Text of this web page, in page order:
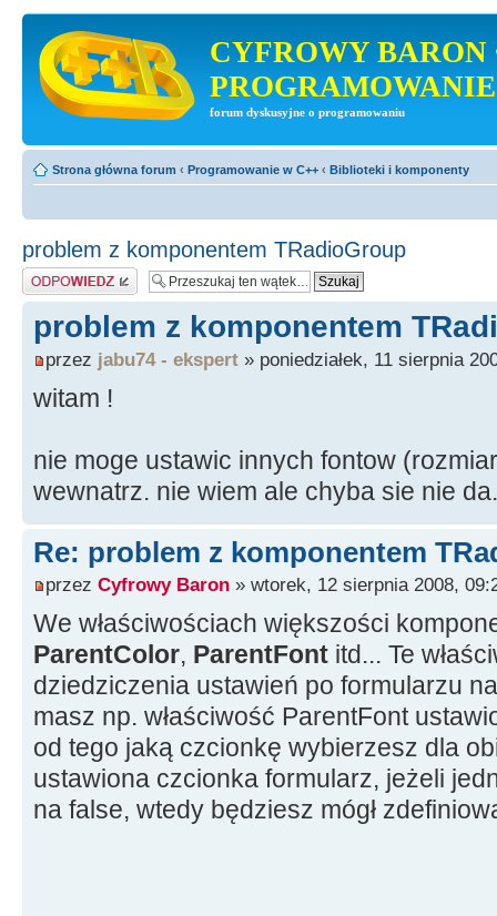
CYFROWY BARON
PROGRAMOWANIE
forum dyskusyjne o programowaniu
Strona główna forum ‹ Programowanie w C++ ‹ Biblioteki i komponenty
problem z komponentem TRadioGroup
Odpowiedz
problem z komponentem
przez jabu74 - ekspert » poniedziałek, 11 sierpnia
witam !
nie moge ustawic innych fontow
wewnatrz. nie wiem ale chyba sie nie
Re: problem z komponentem
przez Cyfrowy Baron » wtorek, 12 sierpnia 2008,
We właściwościach większości
ParentColor, ParentFont itd... Te
dziedziczenia ustawień po formularzu
masz np. właściwość ParentFont
od tego jaką czcionkę wybierzesz dla
ustawiona czcionka formularz, jeżeli
na false, wtedy będziesz mógł